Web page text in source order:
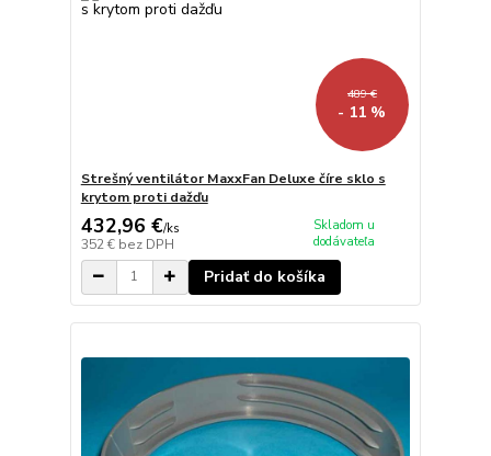
489 €
- 11 %
Strešný ventilátor MaxxFan Deluxe číre sklo s
krytom proti dažďu
432,96 €/ks
352 € bez DPH
Skladom u
dodávateľa
Pridať do košíka